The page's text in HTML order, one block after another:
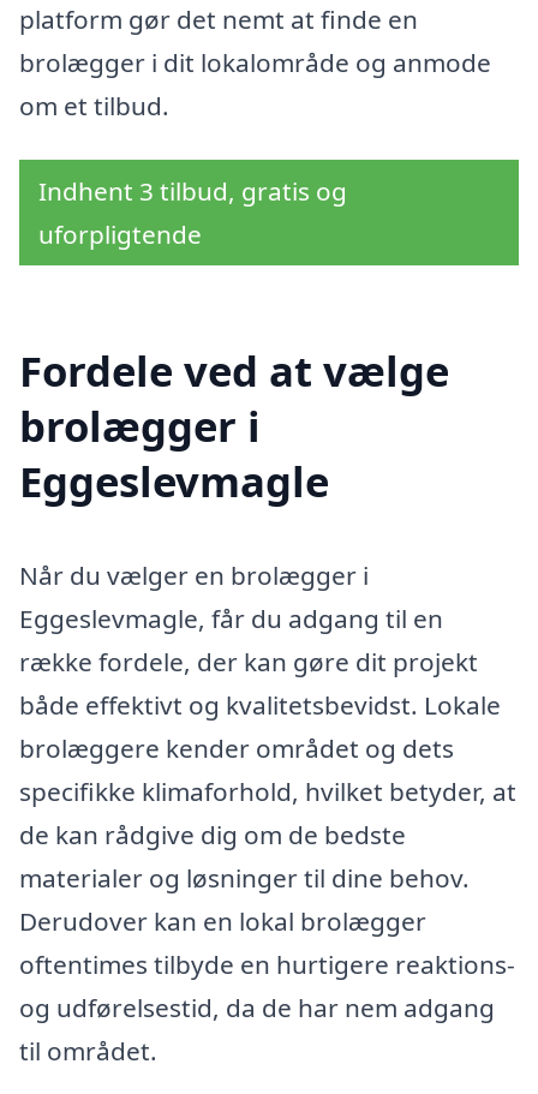
platform gør det nemt at finde en
brolægger i dit lokalområde og anmode
om et tilbud.
Indhent 3 tilbud, gratis og
uforpligtende
Fordele ved at vælge
brolægger i
Eggeslevmagle
Når du vælger en brolægger i
Eggeslevmagle, får du adgang til en
række fordele, der kan gøre dit projekt
både effektivt og kvalitetsbevidst. Lokale
brolæggere kender området og dets
specifikke klimaforhold, hvilket betyder, at
de kan rådgive dig om de bedste
materialer og løsninger til dine behov.
Derudover kan en lokal brolægger
oftentimes tilbyde en hurtigere reaktions-
og udførelsestid, da de har nem adgang
til området.